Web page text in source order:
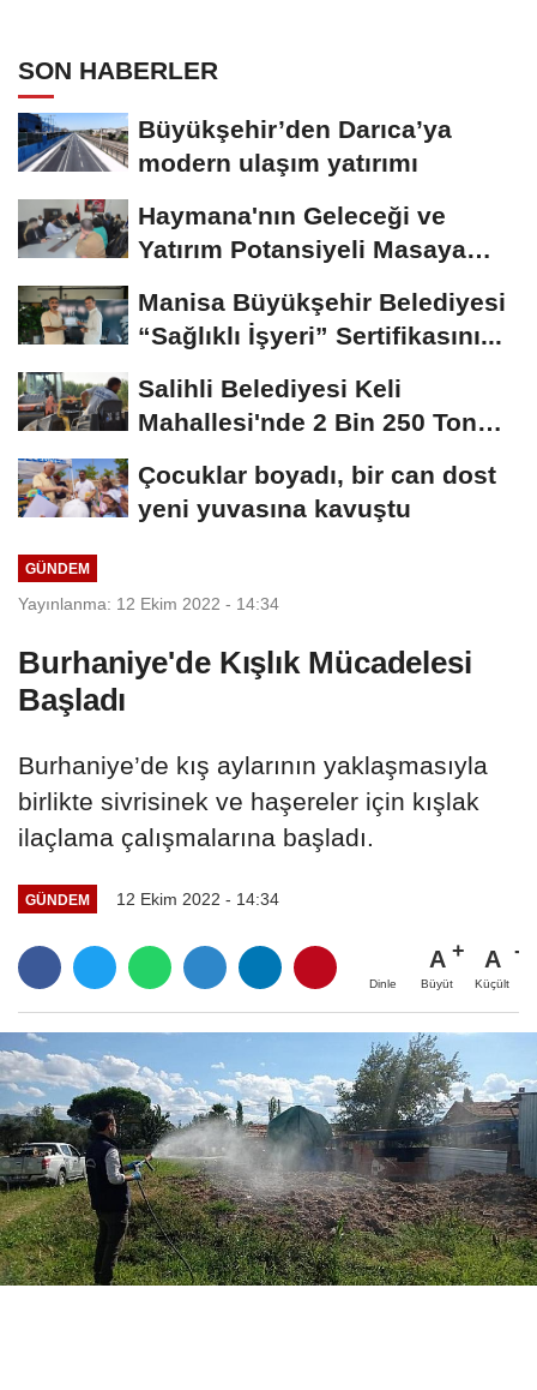
SON HABERLER
Büyükşehir’den Darıca’ya
modern ulaşım yatırımı
Haymana'nın Geleceği ve
Yatırım Potansiyeli Masaya
Manisa Büyükşehir Belediyesi
“Sağlıklı İşyeri” Sertifikasını...
Salihli Belediyesi Keli
Mahallesi'nde 2 Bin 250 Ton
Çocuklar boyadı, bir can dost
yeni yuvasına kavuştu
GÜNDEM
Yayınlanma: 12 Ekim 2022 - 14:34
Burhaniye'de Kışlık Mücadelesi
Başladı
Burhaniye’de kış aylarının yaklaşmasıyla
birlikte sivrisinek ve haşereler için kışlak
ilaçlama çalışmalarına başladı.
GÜNDEM 12 Ekim 2022 - 14:34
Dinle
A
Büyüt
A
Küçült